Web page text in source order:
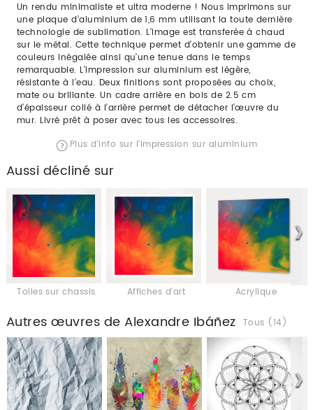
Un rendu minimaliste et ultra moderne ! Nous imprimons sur
une plaque d’aluminium de 1,6 mm utilisant la toute dernière
technologie de sublimation. L’image est transferée à chaud
sur le métal. Cette technique permet d’obtenir une gamme de
couleurs inégalée ainsi qu’une tenue dans le temps
remarquable. L’impression sur aluminium est légère,
résistante à l’eau. Deux finitions sont proposées au choix,
mate ou brillante. Un cadre arrière en bois de 2.5 cm
d’épaisseur collé à l’arrière permet de détacher l’œuvre du
mur. Livré prêt à poser avec tous les accessoires.
Plus d'info sur l'impression sur aluminium
Aussi décliné sur
Toiles sur chassis Affiches d'art Acrylique
Autres œuvres de Alexandre Ibáñez Tous (14)